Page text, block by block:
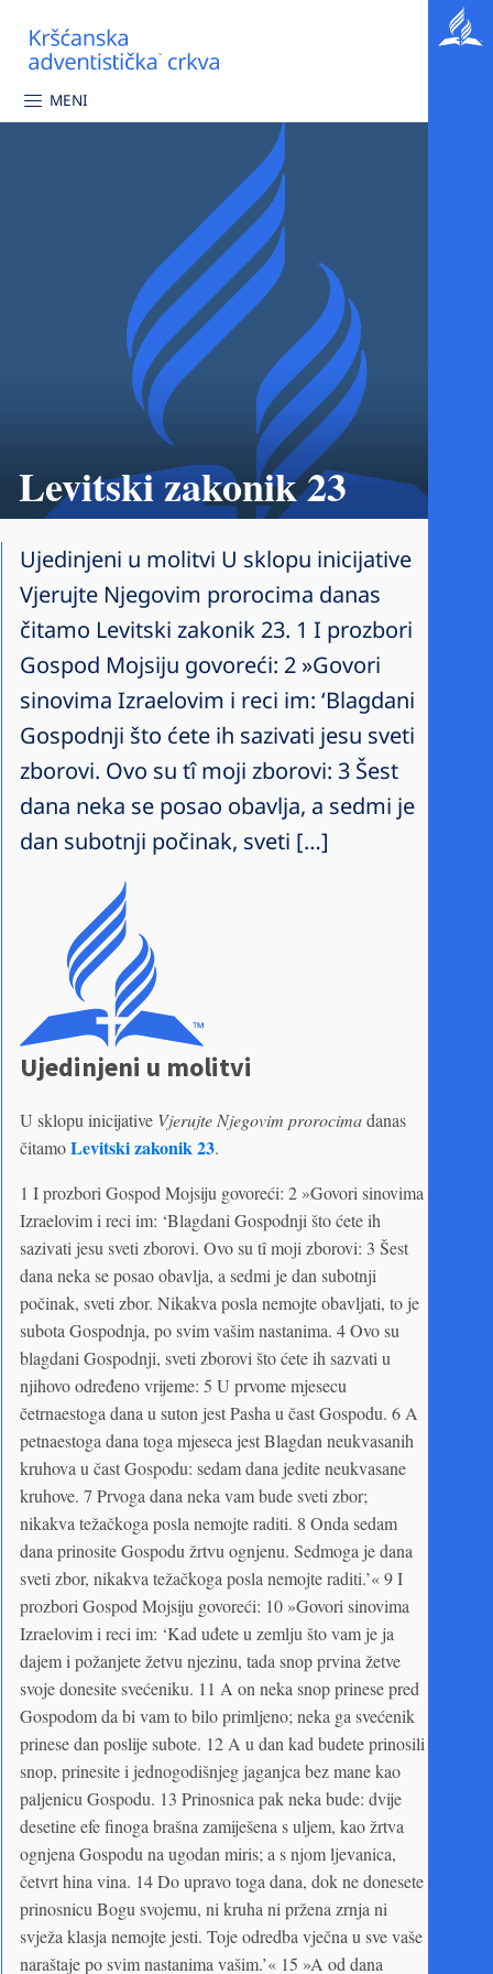
MENI
Levitski zakonik 23
Ujedinjeni u molitvi U sklopu inicijative
Vjerujte Njegovim prorocima danas
čitamo Levitski zakonik 23. 1 I prozbori
Gospod Mojsiju govoreći: 2 »Govori
sinovima Izraelovim i reci im: ‘Blagdani
Gospodnji što ćete ih sazivati jesu sveti
zborovi. Ovo su tî moji zborovi: 3 Šest
dana neka se posao obavlja, a sedmi je
dan subotnji počinak, sveti […]
Ujedinjeni u molitvi
U sklopu inicijative Vjerujte Njegovim prorocimadanas
čitamoLevitski zakonik 23.
1 I prozbori Gospod Mojsiju govoreći: 2 »Govori sinovima
Izraelovim i reci im: ‘Blagdani Gospodnji što ćete ih
sazivati jesu sveti zborovi. Ovo su tî moji zborovi: 3 Šest
dana neka se posao obavlja, a sedmi je dan subotnji
počinak, sveti zbor. Nikakva posla nemojte obavljati, to je
subota Gospodnja, po svim vašim nastanima. 4 Ovo su
blagdani Gospodnji, sveti zborovi što ćete ih sazvati u
njihovo određeno vrijeme: 5 U prvome mjesecu
četrnaestoga dana u suton jest Pasha u čast Gospodu. 6 A
petnaestoga dana toga mjeseca jest Blagdan neukvasanih
kruhova u čast Gospodu: sedam dana jedite ne­ukvasane
kruhove. 7 Prvoga dana neka vam bude sveti zbor;
nikakva težačkoga posla nemojte raditi. 8 Onda sedam
dana prinosite Gospodu žrtvu ognjenu. Sedmoga je dana
sveti zbor, nikakva težačkoga posla nemojte raditi.’« 9 I
prozbori Gospod Mojsiju govoreći: 10 »Govori sinovima
Izraelovim i reci im: ‘Kad uđete u zemlju što vam je ja
dajem i požanjete žetvu njezinu, tada snop prvina žetve
svoje donesite svećeniku. 11 A on neka snop prinese pred
Gospodom da bi vam to bilo primljeno; neka ga svećenik
prinese dan poslije subote. 12 A u dan kad budete prinosili
snop, prinesite i jednogodišnjeg jaganjca bez mane kao
paljenicu Gospodu. 13 Prinosnica pak neka bude: dvije
desetine efe finoga brašna zamiješena s uljem, kao žrtva
ognjena Gospodu na ugodan miris; a s njom ljevanica,
četvrt hina vina. 14 Do upravo toga dana, dok ne donesete
prinosnicu Bogu svojemu, ni kruha ni pržena zrnja ni
svježa klasja nemojte jesti. Toje odredba vječna u sve vaše
naraštaje po svim nastanima vašim.’« 15 »A od dana